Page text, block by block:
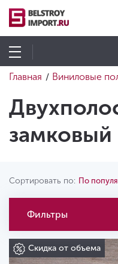
Главная / Виниловые
замковый
Сортировать по: По
Фильтры
Скидка от объема